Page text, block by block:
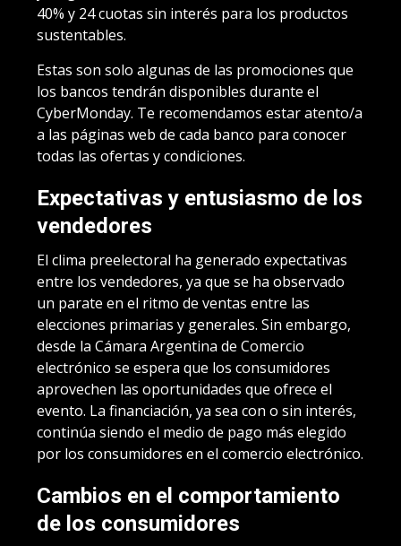
40% y 24 cuotas sin interés para los productos
sustentables.
Estas son solo algunas de las promociones que
los bancos tendrán disponibles durante el
CyberMonday. Te recomendamos estar atento/a
a las páginas web de cada banco para conocer
todas las ofertas y condiciones.
Expectativas y entusiasmo de los
vendedores
El clima preelectoral ha generado expectativas
entre los vendedores, ya que se ha observado
un parate en el ritmo de ventas entre las
elecciones primarias y generales. Sin embargo,
desde la Cámara Argentina de Comercio
electrónico se espera que los consumidores
aprovechen las oportunidades que ofrece el
evento. La financiación, ya sea con o sin interés,
continúa siendo el medio de pago más elegido
por los consumidores en el comercio electrónico.
Cambios en el comportamiento
de los consumidores